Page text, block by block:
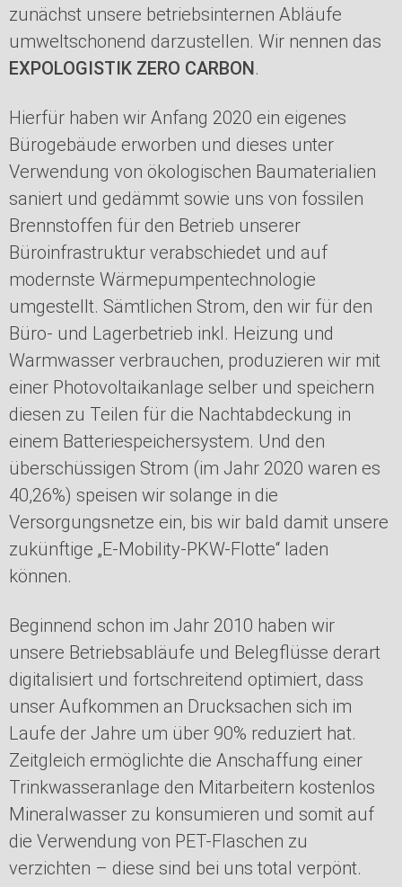
zunächst unsere betriebsinternen Abläufe
umweltschonend darzustellen. Wir nennen das
EXPOLOGISTIK ZERO CARBON .
Hierfür haben wir Anfang 2020 ein eigenes
Bürogebäude erworben und dieses unter
Verwendung von ökologischen Baumaterialien
saniert und gedämmt sowie uns von fossilen
Brennstoffen für den Betrieb unserer
Büroinfrastruktur verabschiedet und auf
modernste Wärmepumpentechnologie
umgestellt. Sämtlichen Strom, den wir für den
Büro- und Lagerbetrieb inkl. Heizung und
Warmwasser verbrauchen, produzieren wir mit
einer Photovoltaikanlage selber und speichern
diesen zu Teilen für die Nachtabdeckung in
einem Batteriespeichersystem. Und den
überschüssigen Strom (im Jahr 2020 waren es
40,26%) speisen wir solange in die
Versorgungsnetze ein, bis wir bald damit unsere
zukünftige „E-Mobility-PKW-Flotte“ laden
können.
Beginnend schon im Jahr 2010 haben wir
unsere Betriebsabläufe und Belegflüsse derart
digitalisiert und fortschreitend optimiert, dass
unser Aufkommen an Drucksachen sich im
Laufe der Jahre um über 90% reduziert hat.
Zeitgleich ermöglichte die Anschaffung einer
Trinkwasseranlage den Mitarbeitern kostenlos
Mineralwasser zu konsumieren und somit auf
die Verwendung von PET-Flaschen zu
verzichten – diese sind bei uns total verpönt.